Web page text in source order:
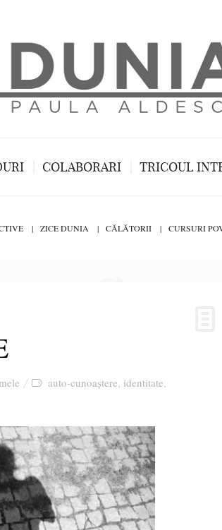
COLABORARI TRICOUL
ZICE DUNIA CĂLĂTORII CURSURI
auto-cunoaștere, identitate,